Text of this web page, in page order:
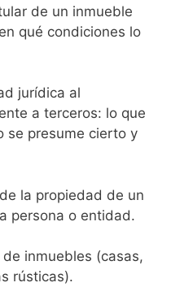
de un inmueble
qué condiciones lo
jurídica al
a terceros: lo que
se presume cierto y
la propiedad de un
persona o entidad.
inmuebles (casas,
rústicas).